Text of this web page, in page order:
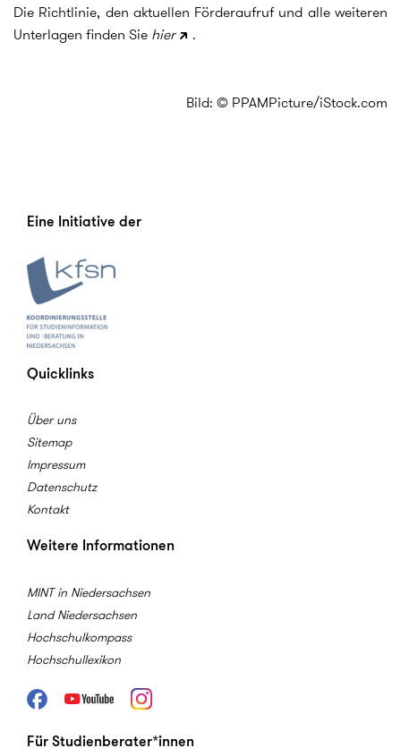
Die Richtlinie, den aktuellen Förderaufruf und alle weiteren
Unterlagen finden Sie hier .
Bild: © PPAMPicture/iStock.com
Eine Initiative der
Quicklinks
Über uns
Sitemap
Impressum
Datenschutz
Kontakt
Weitere Informationen
MINT in Niedersachsen
Land Niedersachsen
Hochschulkompass
Hochschullexikon
FacebookYoutube Instagram
Für Studienberater*innen